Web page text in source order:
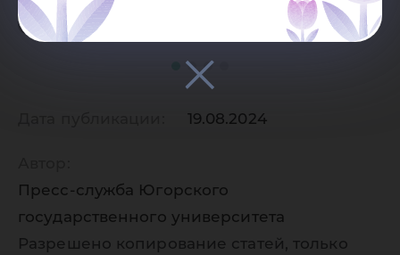
19.08.2024
Пресс-служба Югорского
государственного университета
Разрешено копирование статей, только